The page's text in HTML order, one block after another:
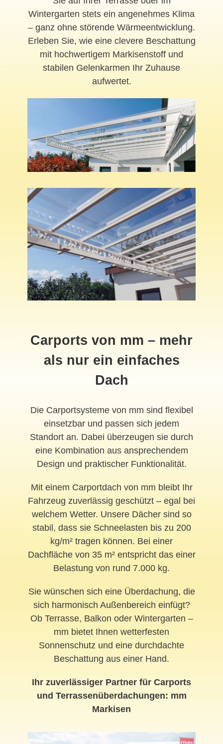
Wintergarten stets ein angenehmes Klima
– ganz ohne störende Wärmeentwicklung.
Erleben Sie, wie eine clevere Beschattung
mit hochwertigem Markisenstoff und
stabilen Gelenkarmen Ihr Zuhause
aufwertet.
Carports von mm – mehr
als nur ein einfaches
Dach
Die Carportsysteme von mm sind flexibel
einsetzbar und passen sich jedem
Standort an. Dabei überzeugen sie durch
eine Kombination aus ansprechendem
Design und praktischer Funktionalität.
Mit einem Carportdach von mm bleibt Ihr
Fahrzeug zuverlässig geschützt – egal bei
welchem Wetter. Unsere Dächer sind so
stabil, dass sie Schneelasten bis zu 200
kg/m² tragen können. Bei einer
Dachfläche von 35 m² entspricht das einer
Belastung von rund 7.000 kg.
Sie wünschen sich eine Überdachung, die
sich harmonisch Außenbereich einfügt?
Ob Terrasse, Balkon oder Wintergarten –
mm bietet Ihnen wetterfesten
Sonnenschutz und eine durchdachte
Beschattung aus einer Hand.
Ihr zuverlässiger Partner für Carports
und Terrassenüberdachungen: mm
Markisen